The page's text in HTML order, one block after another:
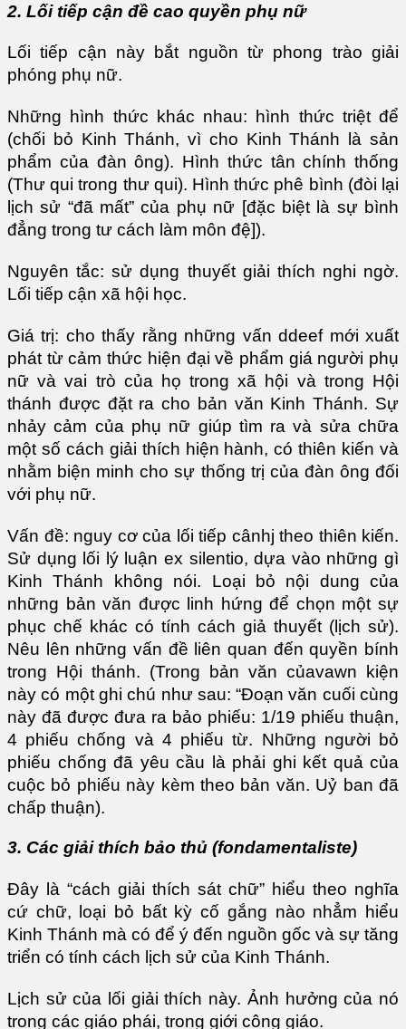
2. Lối tiếp cận đề cao quyền phụ nữ
Lối tiếp cận này bắt nguồn từ phong trào giải
phóng phụ nữ.
Những hình thức khác nhau: hình thức triệt để
(chối bỏ Kinh Thánh, vì cho Kinh Thánh là sản
phẩm của đàn ông). Hình thức tân chính thống
(Thư qui trong thư qui). Hình thức phê bình (đòi lại
lịch sử “đã mất” của phụ nữ [đặc biệt là sự bình
đẳng trong tư cách làm môn đệ]).
Nguyên tắc: sử dụng thuyết giải thích nghi ngờ.
Lối tiếp cận xã hội học.
Giá trị: cho thấy rằng những vấn ddeef mới xuất
phát từ cảm thức hiện đại về phẩm giá người phụ
nữ và vai trò của họ trong xã hội và trong Hội
thánh được đặt ra cho bản văn Kinh Thánh. Sự
nhảy cảm của phụ nữ giúp tìm ra và sửa chữa
một số cách giải thích hiện hành, có thiên kiến và
nhằm biện minh cho sự thống trị của đàn ông đối
với phụ nữ.
Vấn đề: nguy cơ của lối tiếp cânhj theo thiên kiến.
Sử dụng lối lý luận ex silentio, dựa vào những gì
Kinh Thánh không nói. Loại bỏ nội dung của
những bản văn được linh hứng để chọn một sự
phục chế khác có tính cách giả thuyết (lịch sử).
Nêu lên những vấn đề liên quan đến quyền bính
trong Hội thánh. (Trong bản văn củavawn kiện
này có một ghi chú như sau: “Đoạn văn cuối cùng
này đã được đưa ra bảo phiếu: 1/19 phiếu thuận,
4 phiếu chống và 4 phiếu từ. Những người bỏ
phiếu chống đã yêu cầu là phải ghi kết quả của
cuộc bỏ phiếu này kèm theo bản văn. Uỷ ban đã
chấp thuận).
3. Các giải thích bảo thủ (fondamentaliste)
Đây là “cách giải thích sát chữ” hiểu theo nghĩa
cứ chữ, loại bỏ bất kỳ cố gắng nào nhẳm hiểu
Kinh Thánh mà có để ý đến nguồn gốc và sự tăng
triển có tính cách lịch sử của Kinh Thánh.
Lịch sử của lối giải thích này. Ảnh hưởng của nó
trong các giáo phái, trong giới công giáo.